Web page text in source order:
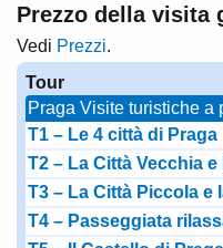
Prezzo della visita
Vedi Prezzi.
Tour
Praga Visite turistiche a
T1 – Le 4 città di Praga
T2 – La Città Vecchia
T3 – La Città Piccola e
T4 – Passeggiata